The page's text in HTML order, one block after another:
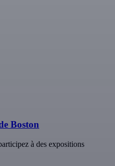
Boston
à des expositions